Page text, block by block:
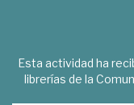
Esta actividad ha
librerías de la